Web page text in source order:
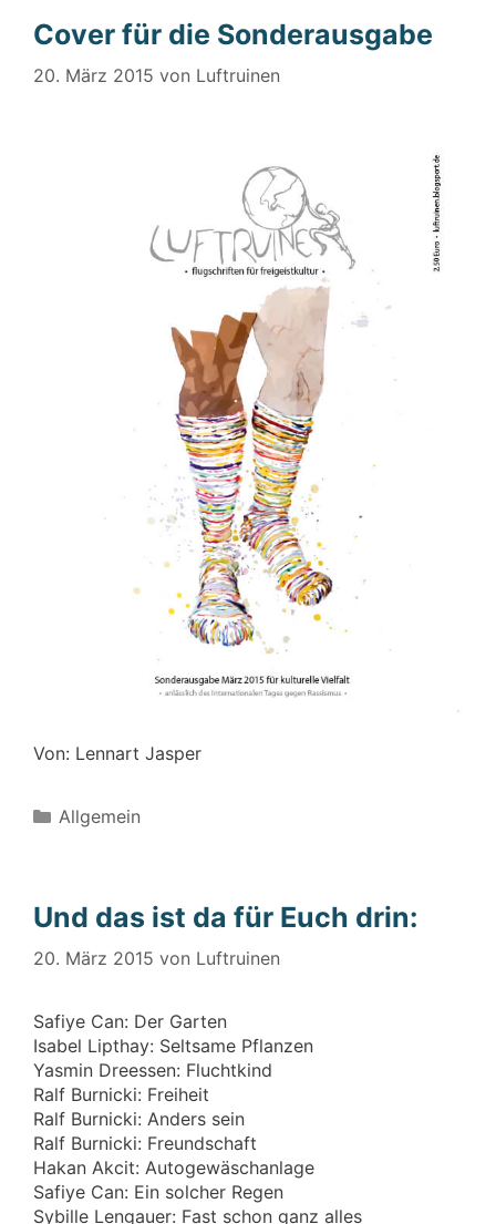
Cover für die Sonderausgabe
20. März 2015 von Luftruinen
Von: Lennart Jasper
Kategorien
Allgemein
Und das ist da für Euch drin:
20. März 2015 von Luftruinen
Safiye Can: Der Garten
Isabel Lipthay: Seltsame Pflanzen
Yasmin Dreessen: Fluchtkind
Ralf Burnicki: Freiheit
Ralf Burnicki: Anders sein
Ralf Burnicki: Freundschaft
Hakan Akcit: Autogewäschanlage
Safiye Can: Ein solcher Regen
Sybille Lengauer: Fast schon ganz alles